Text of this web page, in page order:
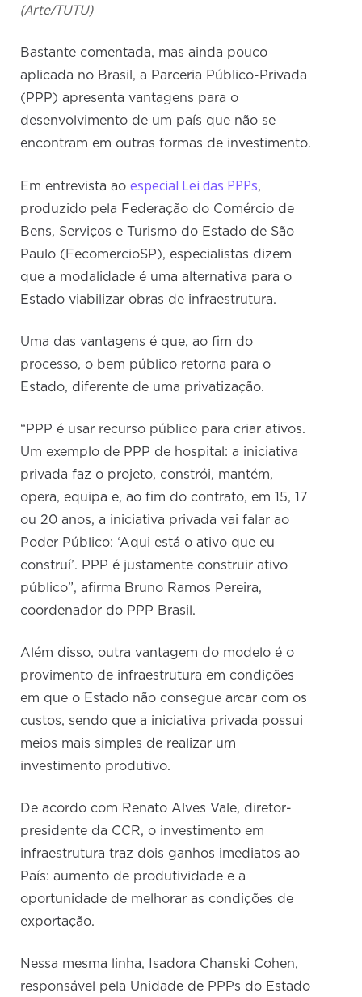
(Arte/TUTU)
Bastante comentada, mas ainda pouco
aplicada no Brasil, a Parceria Público-Privada
(PPP) apresenta vantagens para o
desenvolvimento de um país que não se
encontram em outras formas de investimento.
Em entrevista aoespecial Lei das PPPs,
produzido pela Federação do Comércio de
Bens, Serviços e Turismo do Estado de São
Paulo (FecomercioSP), especialistas dizem
que a modalidade é uma alternativa para o
Estado viabilizar obras de infraestrutura.
Uma das vantagens é que, ao fim do
processo, o bem público retorna para o
Estado, diferente de uma privatização.
“PPP é usar recurso público para criar ativos.
Um exemplo de PPP de hospital: a iniciativa
privada faz o projeto, constrói, mantém,
opera, equipa e, ao fim do contrato, em 15, 17
ou 20 anos, a iniciativa privada vai falar ao
Poder Público: ‘Aqui está o ativo que eu
construí’. PPP é justamente construir ativo
público”, afirma Bruno Ramos Pereira,
coordenador do PPP Brasil.
Além disso, outra vantagem do modelo é o
provimento de infraestrutura em condições
em que o Estado não consegue arcar com os
custos, sendo que a iniciativa privada possui
meios mais simples de realizar um
investimento produtivo.
De acordo com Renato Alves Vale, diretor-
presidente da CCR, o investimento em
infraestrutura traz dois ganhos imediatos ao
País: aumento de produtividade e a
oportunidade de melhorar as condições de
exportação.
Nessa mesma linha, Isadora Chanski Cohen,
responsável pela Unidade de PPPs do Estado